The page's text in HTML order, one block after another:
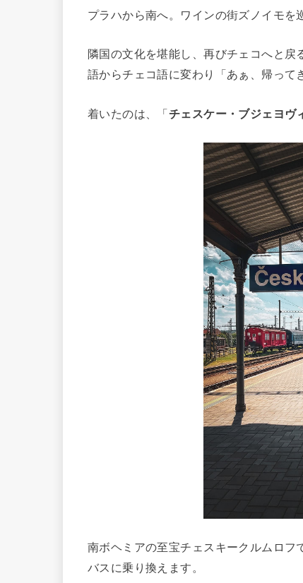
プラハから南へ。ワインの街ズノイモを
隣国の文化を堪能し、再びチェコへと
語からチェコ語に変わり「あぁ、帰って
着いたのは、「チェスケー・ブジェヨヴ
南ボヘミアの至宝チェスキークルムロフ
バスに乗り換えます。